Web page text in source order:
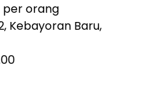
per orang
Kebayoran Baru,